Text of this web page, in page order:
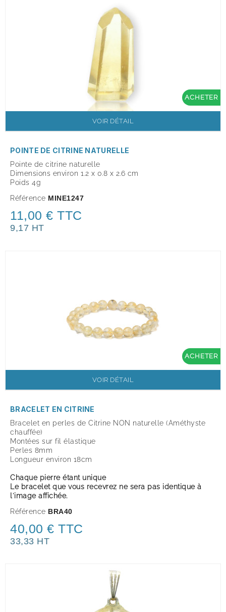
ACHETER
VOIR DÉTAIL
POINTE DE CITRINE NATURELLE
Pointe de citrine naturelle
Dimensions environ 1.2 x 0.8 x 2.6 cm
Poids 4g
Référence MINE1247
11,00 € TTC
9,17 HT
ACHETER
VOIR DÉTAIL
BRACELET EN CITRINE
Bracelet en perles de Citrine NON naturelle (Améthyste
chauffée)
Montées sur fil élastique
Perles 8mm
Longueur environ 18cm
Chaque pierre étant unique
Le bracelet que vous recevrez ne sera pas identique à
l'image affichée.
Référence BRA40
40,00 € TTC
33,33 HT